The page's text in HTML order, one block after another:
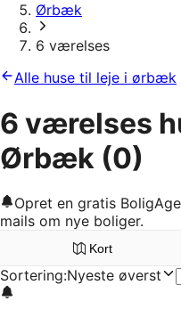
Ørbæk
6 værelses
Alle huse til leje i ørbæk
6 værelses
Ørbæk (0)
Opret en gratis
mails om nye boliger.
Kort
Sortering:Nyeste øverst